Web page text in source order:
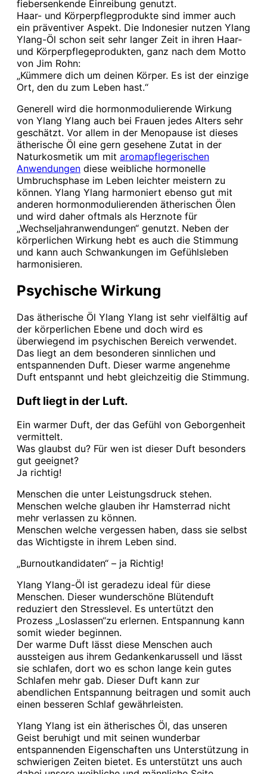
fiebersenkende Einreibung genutzt.
Haar- und Körperpflegprodukte sind immer auch
ein präventiver Aspekt. Die Indonesier nutzen Ylang
Ylang-Öl schon seit sehr langer Zeit in ihren Haar-
und Körperpflegeprodukten, ganz nach dem Motto
von Jim Rohn:
„Kümmere dich um deinen Körper. Es ist der einzige
Ort, den du zum Leben hast.“
Generell wird die hormonmodulierende Wirkung
von Ylang Ylang auch bei Frauen jedes Alters sehr
geschätzt. Vor allem in der Menopause ist dieses
ätherische Öl eine gern gesehene Zutat in der
Naturkosmetik um mit aromapflegerischen
Anwendungen diese weibliche hormonelle
Umbruchsphase im Leben leichter meistern zu
können. Ylang Ylang harmoniert ebenso gut mit
anderen hormonmodulierenden ätherischen Ölen
und wird daher oftmals als Herznote für
„Wechseljahranwendungen“ genutzt. Neben der
körperlichen Wirkung hebt es auch die Stimmung
und kann auch Schwankungen im Gefühlsleben
harmonisieren.
Psychische Wirkung
Das ätherische Öl Ylang Ylang ist sehr vielfältig auf
der körperlichen Ebene und doch wird es
überwiegend im psychischen Bereich verwendet.
Das liegt an dem besonderen sinnlichen und
entspannenden Duft. Dieser warme angenehme
Duft entspannt und hebt gleichzeitig die Stimmung.
Duft liegt in der Luft.
Ein warmer Duft, der das Gefühl von Geborgenheit
vermittelt.
Was glaubst du? Für wen ist dieser Duft besonders
gut geeignet?
Ja richtig!
Menschen die unter Leistungsdruck stehen.
Menschen welche glauben ihr Hamsterrad nicht
mehr verlassen zu können.
Menschen welche vergessen haben, dass sie selbst
das Wichtigste in ihrem Leben sind.
„Burnoutkandidaten“ – ja Richtig!
Ylang Ylang-Öl ist geradezu ideal für diese
Menschen. Dieser wunderschöne Blütenduft
reduziert den Stresslevel. Es untertützt den
Prozess „Loslassen“zu erlernen. Entspannung kann
somit wieder beginnen.
Der warme Duft lässt diese Menschen auch
aussteigen aus ihrem Gedankenkarussell und lässt
sie schlafen, dort wo es schon lange kein gutes
Schlafen mehr gab. Dieser Duft kann zur
abendlichen Entspannung beitragen und somit auch
einen besseren Schlaf gewährleisten.
Ylang Ylang ist ein ätherisches Öl, das unseren
Geist beruhigt und mit seinen wunderbar
entspannenden Eigenschaften uns Unterstützung in
schwierigen Zeiten bietet. Es unterstützt uns auch